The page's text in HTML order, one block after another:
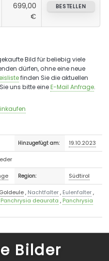
699,00
€
BESTELLEN
Bild für beliebig viele
dürfen, ohne eine neue
finden Sie die aktuellen
uns bitte eineE-Mail Anfrage.
Hinzugefügt am: 19.10.2023
Region: Südtirol
, Nachtfalter, Eulenfalter,
Panchrysia deaurata , Panchrysia
Bilder